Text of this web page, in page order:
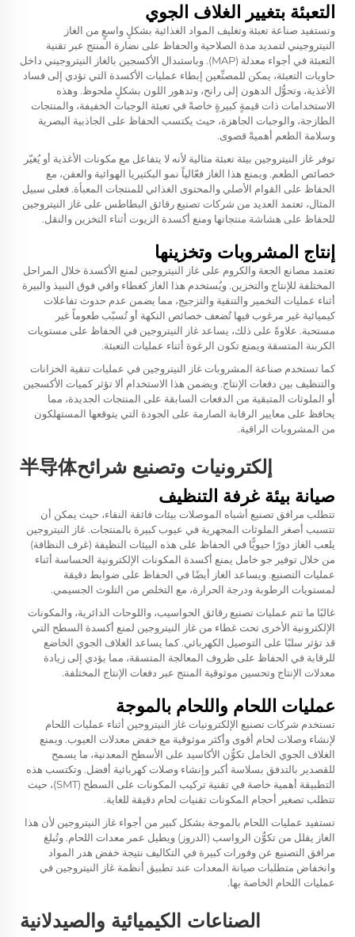
التعبئة بتغيير الغلاف الجوي
وتستفيد صناعة تعبئة وتغليف المواد الغذائية بشكلٍ واسعٍ من الغاز
النيتروجيني لتمديد مدة الصلاحية والحفاظ على نضارة المنتج عبر تقنية
التعبئة في أجواء معدلة (MAP). وباستبدال الأكسجين بالغاز النيتروجيني داخل
حاويات التعبئة، يمكن للمصنِّعين إبطاء عمليات الأكسدة التي تؤدي إلى فساد
الأغذية، وتحوُّل الدهون إلى رانح، وتدهور اللون بشكلٍ ملحوظ. وهذه
الاستخدامات ذات قيمةٍ كبيرةٍ خاصةً في تعبئة الوجبات الخفيفة، والمنتجات
الطازجة، والوجبات الجاهزة، حيث يكتسب الحفاظ على الجاذبية البصرية
وسلامة الطعم أهميةً قصوى.
توفر غاز النيتروجين بيئة تعبئة مثالية لأنه لا يتفاعل مع مكونات الأغذية أو يُغيّر
خصائص الطعم. ويمنع هذا الغاز فعّالياً نمو البكتيريا الهوائية والعفن، مع
الحفاظ على القوام الأصلي والمحتوى الغذائي للمنتجات المعبأة. فعلى سبيل
المثال، تعتمد العديد من شركات تصنيع رقائق البطاطس على غاز النيتروجين
للحفاظ على هشاشة منتجاتها ومنع أكسدة الزيوت أثناء التخزين والنقل.
إنتاج المشروبات وتخزينها
تعتمد مصانع الجعة والكروم على غاز النيتروجين لمنع الأكسدة خلال المراحل
المختلفة للإنتاج والتخزين. ويُستخدم هذا الغاز كغطاء واقي فوق النبيذ والبيرة
أثناء عمليات التخمير والتنقية والتزجيج، مما يضمن عدم حدوث تفاعلات
كيميائية غير مرغوب فيها تُضعف خصائص النكهة أو تُسبّب طعوماً غير
مستحبة. علاوةً على ذلك، يساعد غاز النيتروجين في الحفاظ على مستويات
الكربنة المتسقة ويمنع تكون الرغوة أثناء عمليات التعبئة.
كما تستخدم صناعة المشروبات غاز النيتروجين في عمليات تنقية الخزانات
والتنظيف بين دفعات الإنتاج. ويضمن هذا الاستخدام ألا تؤثر كميات الأكسجين
أو الملوثات المتبقية من الدفعات السابقة على المنتجات الجديدة، مما
يحافظ على معايير الرقابة الصارمة على الجودة التي يتوقعها المستهلكون
من المشروبات الراقية.
إلكترونيات وتصنيع شرائح半导体
صيانة بيئة غرفة التنظيف
تتطلب مرافق تصنيع أشباه الموصلات بيئات فائقة النقاء، حيث يمكن أن
تتسبب أصغر الملوثات المجهرية في عيوب كبيرة بالمنتجات. غاز النيتروجين
يلعب الغاز دورًا حيويًّا في الحفاظ على هذه البيئات النظيفة (غرف النظافة)
من خلال توفير جو خامل يمنع أكسدة المكونات الإلكترونية الحساسة أثناء
عمليات التصنيع. ويساعد الغاز أيضًا في الحفاظ على ضوابط دقيقة
لمستويات الرطوبة ودرجة الحرارة، مع التخلص من التلوث الجسيمي.
غالبًا ما تتم عمليات تصنيع رقائق الحواسيب، واللوحات الدائرية، والمكونات
الإلكترونية الأخرى تحت غطاء من غاز النيتروجين لمنع أكسدة السطح التي
قد تؤثر سلبًا على التوصيل الكهربائي. كما يساعد الغلاف الجوي الخاضع
للرقابة في الحفاظ على ظروف المعالجة المتسقة، مما يؤدي إلى زيادة
معدلات الإنتاج وتحسين موثوقية المنتج عبر دفعات الإنتاج المختلفة.
عمليات اللحام واللحام بالموجة
تستخدم شركات تصنيع الإلكترونيات غاز النيتروجين أثناء عمليات اللحام
لإنشاء وصلات لحام أقوى وأكثر موثوقية مع خفض معدلات العيوب. ويمنع
الغلاف الجوي الخامل تكوُّن الأكاسيد على الأسطح المعدنية، ما يسمح
للقصدير بالتدفق بسلاسة أكبر وإنشاء وصلات كهربائية أفضل. وتكتسب هذه
التطبيقة أهمية خاصة في تقنية تركيب المكونات على السطح (SMT)، حيث
تتطلب تصغير أحجام المكونات تقنيات لحام دقيقة للغاية.
تستفيد عمليات اللحام بالموجة بشكل كبير من أجواء غاز النيتروجين لأن هذا
الغاز يقلل من تكوُّن الرواسب (الدروز) ويطيل عمر معدات اللحام. وتُبلغ
مرافق التصنيع عن وفورات كبيرة في التكاليف نتيجة خفض هدر المواد
وانخفاض متطلبات صيانة المعدات عند تطبيق أنظمة غاز النيتروجين في
عمليات اللحام الخاصة بها.
الصناعات الكيميائية والصيدلانية